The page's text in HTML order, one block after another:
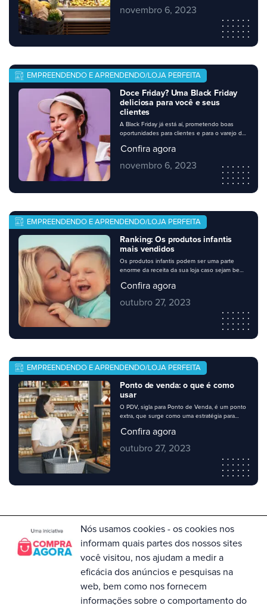
Nós usamos cookies - os cookies nos
informam quais partes dos nossos sites
você visitou, nos ajudam a medir a
eficácia dos anúncios e pesquisas na
web, bem como nos fornecem
informações sobre o comportamento do
promoções ao longo do mês ou da semana.
Seu negócio precisa estar preparado, e é claro
novembro 6, 2023
Doce Friday? Uma Black Friday
deliciosa para você e seus
clientes
A Black Friday já está aí, prometendo boas
oportunidades para clientes e para o varejo de
se organizam para abastecer a despensa. Os
papel na oferta de produtos que já são parte
do dia a dia do consumidor, a preços muito
Confira agora
novembro 6, 2023
EMPREENDENDO E APRENDENDO/LOJA PERFEITA
Ranking: Os produtos infantis
mais vendidos
Os produtos infantis podem ser uma parte
enorme da receita da sua loja caso sejam bem
mas a busca por eles aumenta em datas
produtos infantis que são campeões de
vendas, e é nesses que sua loja deve investir.
Confira agora
outubro 27, 2023
EMPREENDENDO E APRENDENDO/LOJA PERFEITA
Ponto de venda: o que é como
usar
O PDV, sigla para Ponto de Venda, é um ponto
extra, que surge como uma estratégia para
– sua loja. Os pontos de venda são locais de
produtos, que chamam mais atenção por
ficarem em evidência. Ao longo do post você
Confira agora
outubro 27, 2023
EMPREENDENDO E APRENDENDO/LOJA PERFEITA
Para dúvidas no Compra Agora entre em
contato com a Central de Atendimento no
telefone 0800 055 0073. Horário de
Funcionamento: Segunda à Sexta, das